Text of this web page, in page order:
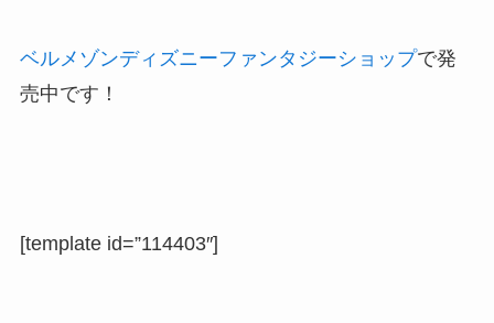
ベルメゾンディズニーファンタジーショップで発
売中です！
[template id=”114403″]